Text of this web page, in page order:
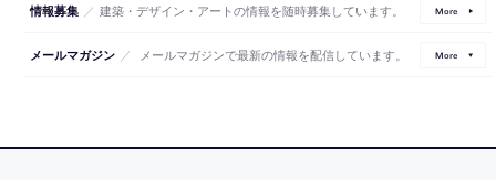
情報募集 ／ 建築・デザイン・アートの情報を随時募集しています。 More
メールマガジン ／ メールマガジンで最新の情報を配信しています。 More